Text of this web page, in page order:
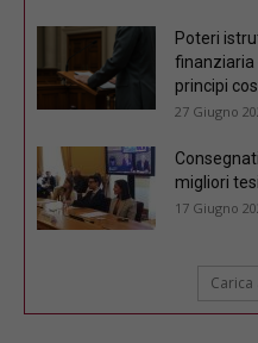
Poteri
finanziaria
principi
27 Giugno
migliori tesi
17 Giugno